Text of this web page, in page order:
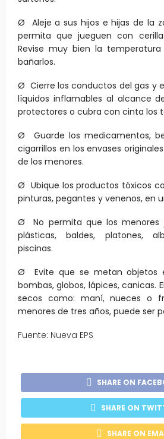
Ø Aleje a sus hijos e hijas de la
permita que jueguen con
Revise muy bien la
bañarlos.
Ø Cierre los conductos del gas y
líquidos inflamables al alcance
protectores o cubra con cinta los
Ø Guarde los medicamentos,
cigarrillos en los envases
de los menores.
Ø Ubique los productos tóxicos
pinturas, pegantes y venenos, en
Ø No permita que los menores
plásticas, baldes, platones,
piscinas.
Ø Evite que se metan objetos
bombas, globos, lápices, canicas.
secos como: maní, nueces o
menores de tres años, puede ser
Fuente: Nueva EPS
SHARE ON
SHARE ON
SHARE ON